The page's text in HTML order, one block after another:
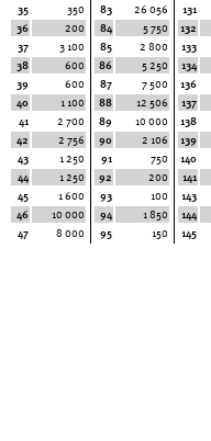
35
350
36
200
37
3 100
38
600
39
600
40
1 100
41
2 700
42
2 756
43
1 250
44
1 250
45
1 600
46
10 000
47
8 000
83
26 056
84
5 750
85
2 800
86
5 250
87
7 500
88
12 506
89
10 000
90
2 106
91
750
92
200
93
100
94
1 850
95
150
131
132
133
134
136
137
138
139
140
141
143
144
145